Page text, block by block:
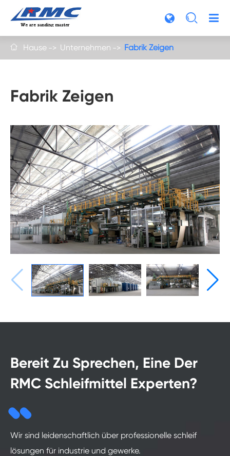

 Hause Unternehmen Fabrik Zeigen
Fabrik Zeigen
Bereit Zu Sprechen, Eine Der
RMC Schleifmittel Experten?
Wir sind leidenschaftlich über professionelle schleif
lösungen für industrie und gewerke.